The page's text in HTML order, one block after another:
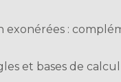
exonérées :
et bases de calcul